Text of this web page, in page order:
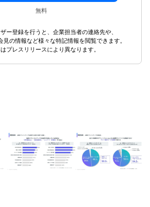
無料
ー登録を行うと、企業担当者の連絡先や、
見の情報など様々な特記情報を閲覧できます。
プレスリリースにより異なります。